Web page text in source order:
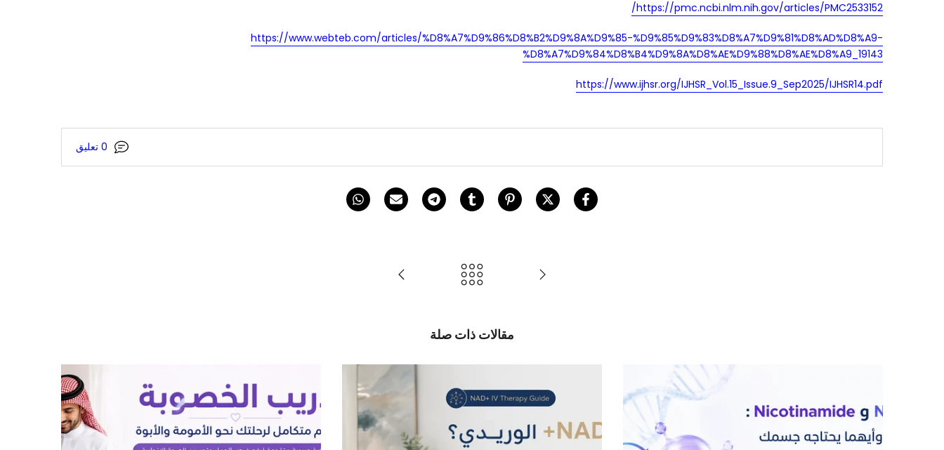
https://pmc.ncbi.nlm.nih.gov/articles/PMC2533152/
https://www.webteb.com/articles/%D8%A7%D9%86%D8%B2%D9%8A%D9%85-%D9%85%D9%83%D8%A7%D9%81%D8%AD%D8%A9-
%D8%A7%D9%84%D8%B4%D9%8A%D8%AE%D9%88%D8%AE%D8%A9_19143
https://www.ijhsr.org/IJHSR_Vol.15_Issue.9_Sep2025/IJHSR14.pdf
0 تعليق
مقالات ذات صلة